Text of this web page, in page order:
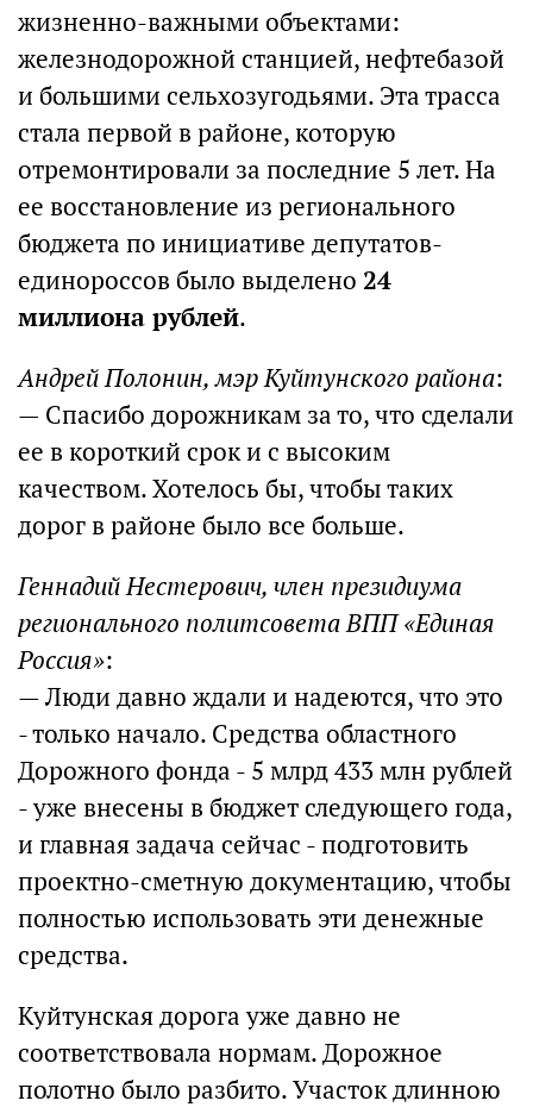
жизненно-важными объектами:
железнодорожной станцией, нефтебазой
и большими сельхозугодьями. Эта трасса
стала первой в районе, которую
отремонтировали за последние 5 лет. На
ее восстановление из регионального
бюджета по инициативе депутатов-
единороссов было выделено 24
миллиона рублей.
Андрей Полонин, мэр Куйтунского района:
— Спасибо дорожникам за то, что сделали
ее в короткий срок и с высоким
качеством. Хотелось бы, чтобы таких
дорог в районе было все больше.
Геннадий Нестерович, член президиума
регионального политсовета ВПП «Единая
Россия»:
— Люди давно ждали и надеются, что это
- только начало. Средства областного
Дорожного фонда - 5 млрд 433 млн рублей
- уже внесены в бюджет следующего года,
и главная задача сейчас - подготовить
проектно-сметную документацию, чтобы
полностью использовать эти денежные
средства.
Куйтунская дорога уже давно не
соответствовала нормам. Дорожное
полотно было разбито. Участок длинною